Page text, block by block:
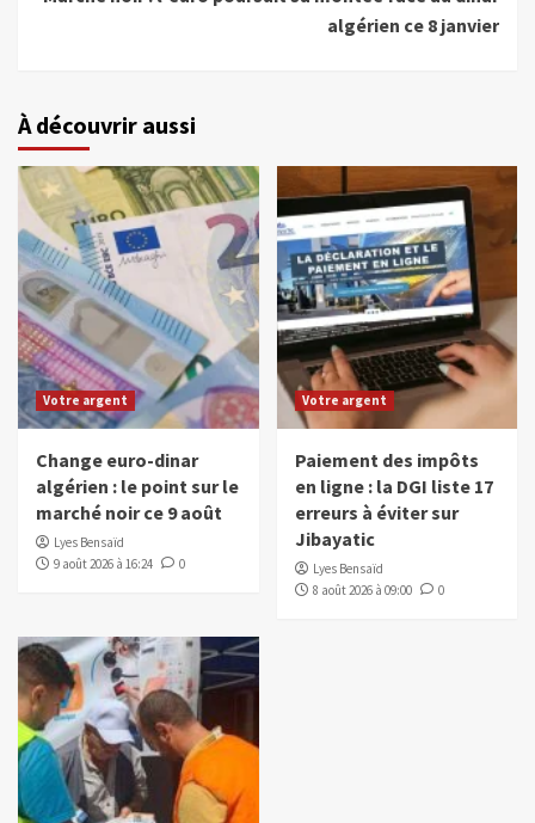
algérien ce 8 janvier
À découvrir aussi
Votre argent
Change euro-dinar
algérien : le point sur le
marché noir ce 9 août
Lyes Bensaïd
9 août 2026 à 16:24
0
Votre argent
Paiement des impôts
en ligne : la DGI liste 17
erreurs à éviter sur
Jibayatic
Lyes Bensaïd
8 août 2026 à 09:00
0